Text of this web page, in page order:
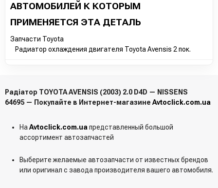
АВТОМОБИЛЕЙ К КОТОРЫМ
ПРИМЕНЯЕТСЯ ЭТА ДЕТАЛЬ
Запчасти Toyota
Радиатор охлаждения двигателя Toyota Avensis 2 пок.
Радіатор TOYOTA AVENSIS (2003) 2.0 D4D — NISSENS
64695 — Покупайте в Интернет-магазине Avtoclick.com.ua
НаAvtoclick.com.uaпредставленный большой
ассортимент автозапчастей
Выберите желаемые автозапчасти от известных брендов
или оригинал с завода производителя вашего автомобиля.